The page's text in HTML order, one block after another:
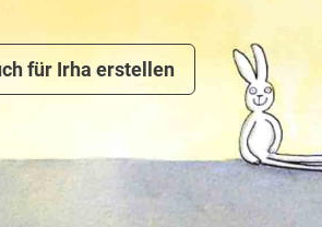
für Irha erstellen